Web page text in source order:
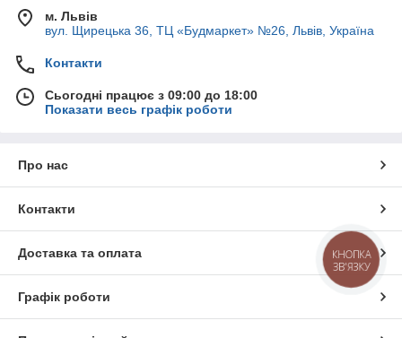
м. Львів
вул. Щирецька 36, ТЦ «Будмаркет» №26, Львів, Україна
Контакти
Сьогодні працює з 09:00 до 18:00
Показати весь графік роботи
Про нас
Контакти
Доставка та оплата
Графік роботи
КНОПКА
ЗВ'ЯЗКУ